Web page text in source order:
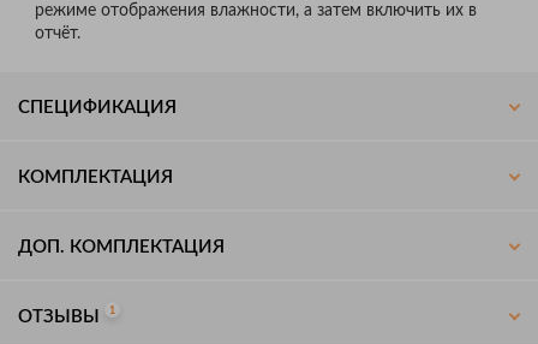
режиме отображения влажности, а затем включить их в
отчёт.
СПЕЦИФИКАЦИЯ
КОМПЛЕКТАЦИЯ
ДОП. КОМПЛЕКТАЦИЯ
ОТЗЫВЫ 1